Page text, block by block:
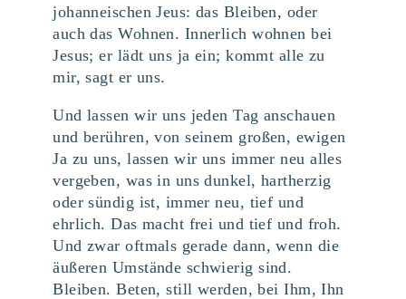
johanneischen Jeus: das Bleiben, oder
auch das Wohnen. Innerlich wohnen bei
Jesus; er lädt uns ja ein; kommt alle zu
mir, sagt er uns.
Und lassen wir uns jeden Tag anschauen
und berühren, von seinem großen, ewigen
Ja zu uns, lassen wir uns immer neu alles
vergeben, was in uns dunkel, hartherzig
oder sündig ist, immer neu, tief und
ehrlich. Das macht frei und tief und froh.
Und zwar oftmals gerade dann, wenn die
äußeren Umstände schwierig sind.
Bleiben. Beten, still werden, bei Ihm, Ihn